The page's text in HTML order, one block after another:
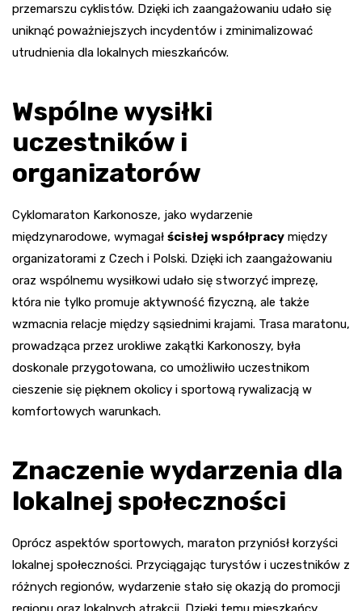
przemarszu cyklistów. Dzięki ich zaangażowaniu udało się
uniknąć poważniejszych incydentów i zminimalizować
utrudnienia dla lokalnych mieszkańców.
Wspólne wysiłki
uczestników i
organizatorów
Cyklomaraton Karkonosze, jako wydarzenie
międzynarodowe, wymagał ścisłej współpracy między
organizatorami z Czech i Polski. Dzięki ich zaangażowaniu
oraz wspólnemu wysiłkowi udało się stworzyć imprezę,
która nie tylko promuje aktywność fizyczną, ale także
wzmacnia relacje między sąsiednimi krajami. Trasa maratonu,
prowadząca przez urokliwe zakątki Karkonoszy, była
doskonale przygotowana, co umożliwiło uczestnikom
cieszenie się pięknem okolicy i sportową rywalizacją w
komfortowych warunkach.
Znaczenie wydarzenia dla
lokalnej społeczności
Oprócz aspektów sportowych, maraton przyniósł korzyści
lokalnej społeczności. Przyciągając turystów i uczestników z
różnych regionów, wydarzenie stało się okazją do promocji